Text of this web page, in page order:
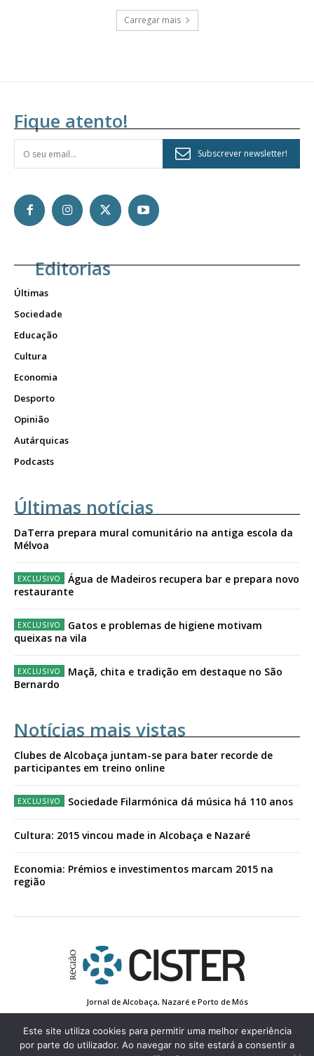
Carregar mais
Fique atento!
Subscrever newsletter!
Editorias
Últimas
Sociedade
Educação
Cultura
Economia
Desporto
Opinião
Autárquicas
Podcasts
Últimas notícias
DaTerra prepara mural comunitário na antiga escola da
Mélvoa
Água de Madeiros recupera bar e prepara novo
restaurante
Gatos e problemas de higiene motivam
queixas na vila
Maçã, chita e tradição em destaque no São
Bernardo
Notícias mais vistas
Clubes de Alcobaça juntam-se para bater recorde de
participantes em treino online
Sociedade Filarmónica dá música há 110 anos
Cultura: 2015 vincou made in Alcobaça e Nazaré
Economia: Prémios e investimentos marcam 2015 na
região
Jornal de Alcobaça, Nazaré e Porto de Mós
Conta de Registo
Edição Impressa
Este site utiliza cookies para permitir uma melhor experiência
por parte do utilizador. Ao navegar no site estará a consentir a